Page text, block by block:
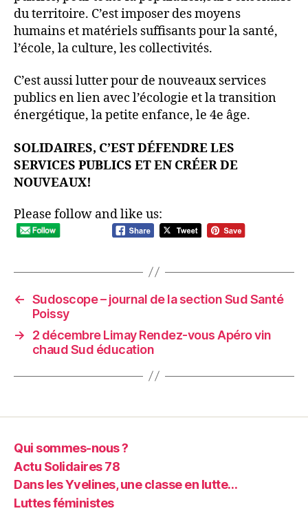
du territoire. C’est imposer des moyens
humains et matériels suffisants pour la santé,
l’école, la culture, les collectivités.
C’est aussi lutter pour de nouveaux services
publics en lien avec l’écologie et la transition
énergétique, la petite enfance, le 4e âge.
SOLIDAIRES, C’EST DÉFENDRE LES
SERVICES PUBLICS ET EN CRÉER DE
NOUVEAUX!
Please follow and like us:
← Sudoscope – journal de la section Sud Santé
Poissy
→
2 décembre Limay Rendez-vous Apéro vin
chaud Sud éducation
Qui sommes-nous ?
Actu Solidaires 78
Dans les Yvelines, une classe en lutte…
Luttes féministes